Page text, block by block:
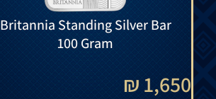
Britannia Standing Silver Bar
100 Gram
1,650 ₪